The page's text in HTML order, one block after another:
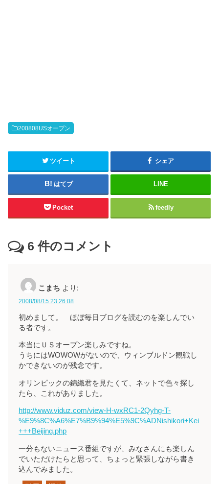
200808USオープン
ツイート シェア
はてブ LINE
Pocket feedly
6 件のコメント
こまち より:
2008/08/15 23:26:08
初めまして。 ほぼ毎日ブログを読むのを楽しんでい
る者です。
本当にＵＳオープン楽しみですね。
うちにはWOWOWがないので、ウィンブルドン観戦し
かできないのが残念です。
オリンピックの錦織君を見たくて、ネットで色々探し
たら、これがありました。
http://www.viduz.com/view-H-wxRC1-2Qyhg-T-
%E9%8C%A6%E7%B9%94%E5%9C%ADNishikori+Kei
+++Beijing.php
一分もないニュース番組ですが、みなさんにも楽しん
でいただけたらと思って、ちょっと緊張しながら書き
込んでみました。